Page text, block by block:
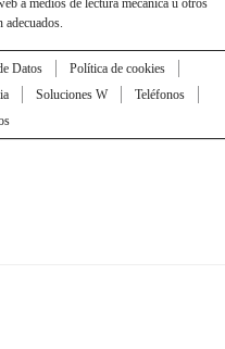
a medios de lectura mecánica u otros
adecuados.
Datos
Política de cookies
Soluciones W
Teléfonos